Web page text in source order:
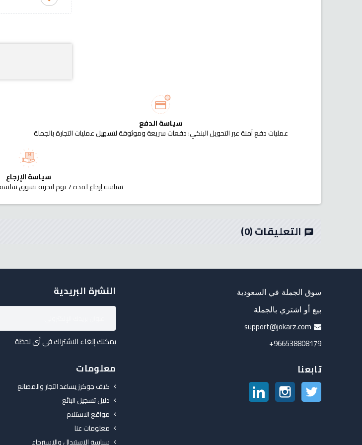
سياسة الدفع
عمليات دفع آمنة عبر التحويل البنكي: دفعات سريعة وموثوقة لتسهيل عمليات التجارة بالجملة
سياسة الإرجاع
سياسة إرجاع لمدة 7 يوم لتجربة تسوق سلسة. تطبق الشروط والأحكام
chat التعليقات(0)
سوق الجملة في السعودية
بيع أو اشتري بالجملة
support@jokarz.com
966538808179+
تابعنا
تويتر انستغرام
النشرة البريدية
يمكنك إلغاء الاشتراك في أي لحظة
معلومات
كيف جوكرز يساعد التجار والمصانع
دليل تسجيل البائع
مواقع الاستلام
معلومات عنا
سياسة الاستبدال والاسترجاع